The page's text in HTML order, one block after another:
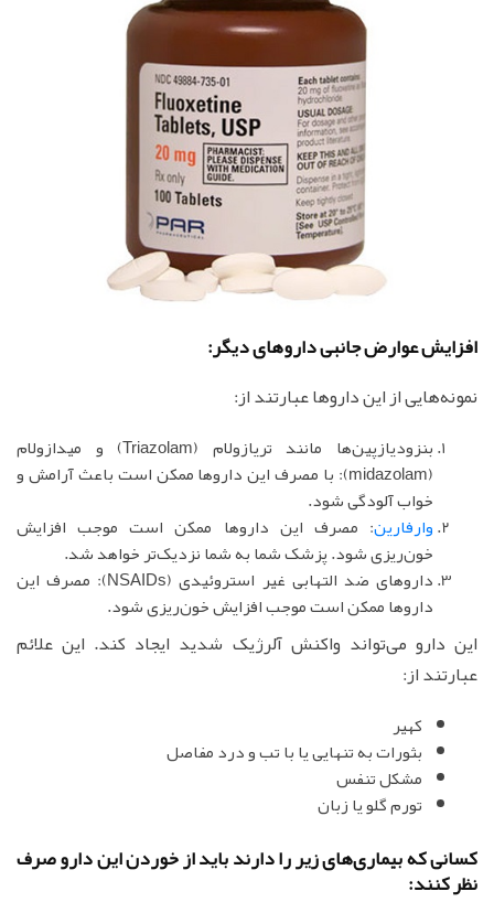
افزایش عوارض جانبی داروهای دیگر:
نمونه‌هایی از این داروها عبارتند از:
بنزودیازپین‌ها مانند تریازولام (Triazolam) و میدازولام
(midazolam): با مصرف این داروها ممکن است باعث آرامش و
خواب آلودگی شود.
وارفارین: مصرف این داروها ممکن است موجب افزایش
خون‌ریزی شود. پزشک شما به شما نزدیک‌تر خواهد شد.
داروهای ضد التهابی غیر استروئیدی (NSAIDs): مصرف این
داروها ممکن است موجب افزایش خون‌ریزی شود.
این دارو می‌تواند واکنش آلرژیک شدید ایجاد کند. این علائم
عبارتند از:
کهیر
بثورات به تنهایی یا با تب و درد مفاصل
مشکل تنفس
تورم گلو یا زبان
کسانی که بیماری‌های زیر را دارند باید از خوردن این دارو صرف
نظر کنند: